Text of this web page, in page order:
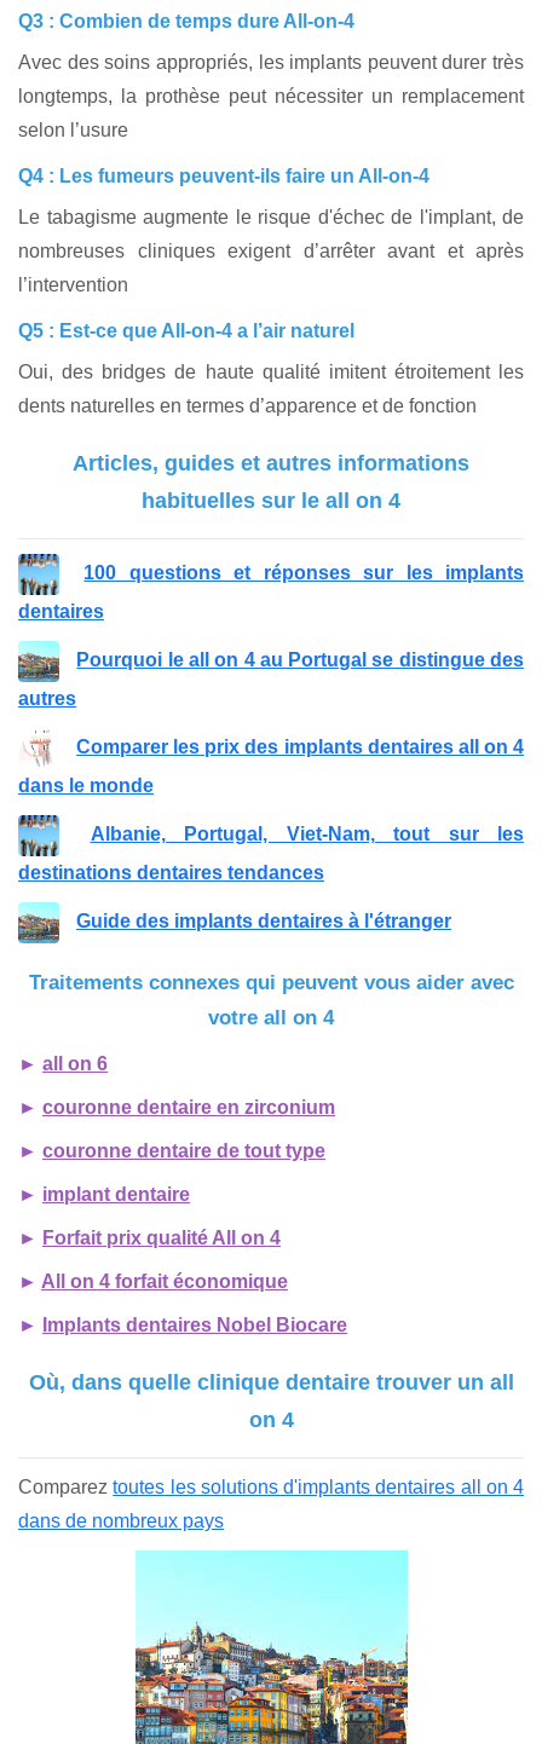
Q3 : Combien de temps dure All-on-4
Avec des soins appropriés, les implants peuvent durer très
longtemps, la prothèse peut nécessiter un remplacement
selon l’usure
Q4 : Les fumeurs peuvent-ils faire un All-on-4
Le tabagisme augmente le risque d'échec de l'implant, de
nombreuses cliniques exigent d’arrêter avant et après
l’intervention
Q5 : Est-ce que All-on-4 a l’air naturel
Oui, des bridges de haute qualité imitent étroitement les
dents naturelles en termes d’apparence et de fonction
Articles, guides et autres informations
habituelles sur le all on 4
100 questions et réponses sur les implants
dentaires
Pourquoi le all on 4 au Portugal se distingue des
autres
Comparer les prix des implants dentaires all on 4
dans le monde
Albanie, Portugal, Viet-Nam, tout sur les
destinations dentaires tendances
Guide des implants dentaires à l'étranger
Traitements connexes qui peuvent vous aider avec
votre all on 4
► all on 6
► couronne dentaire en zirconium
► couronne dentaire de tout type
► implant dentaire
► Forfait prix qualité All on 4
► All on 4 forfait économique
► Implants dentaires Nobel Biocare
Où, dans quelle clinique dentaire trouver un all
on 4
Compareztoutes les solutions d'implants dentaires all on 4
dans de nombreux pays